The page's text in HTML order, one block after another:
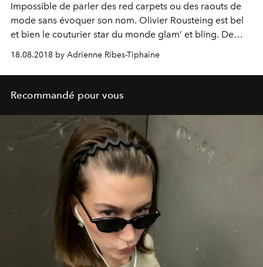
Impossible de parler des red carpets ou des raouts de
mode sans évoquer son nom. Olivier Rousteing est bel
et bien le couturier star du monde glam’ et bling. De
Beyoncé à Brigitte Macron en passant par Le Collectif
Noire N’est Pas Mon Métier, avec sa Balmain Army il
explose les lignes d’une mode aux contours trop lisses.
Portrait d’un jeune homme over brillant.
18.08.2018 by Adrienne Ribes-Tiphaine
Recommandé pour vous